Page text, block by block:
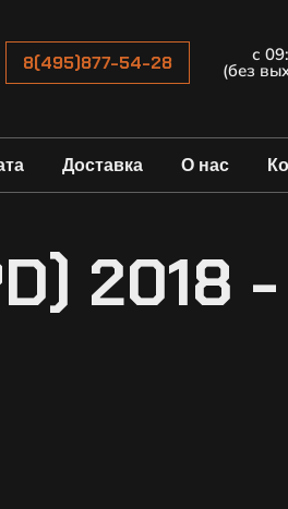
8(495)877-54-28 с
(без
Доставка О нас
2018